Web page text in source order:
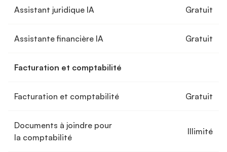
Assistant juridique IA Gratuit
Assistante financière IA Gratuit
Facturation et comptabilité
Facturation et comptabilité Gratuit
Documents à joindre pour
la comptabilité
Illimité